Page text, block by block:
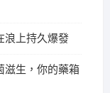
浪上持久爆發
滋生，你的藥箱